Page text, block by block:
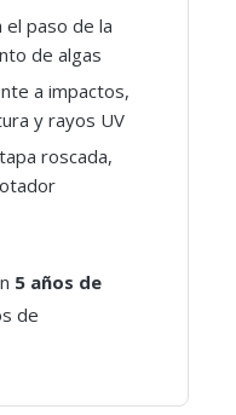
el paso de la
de algas
a impactos,
y rayos UV
roscada,
5 años de
de